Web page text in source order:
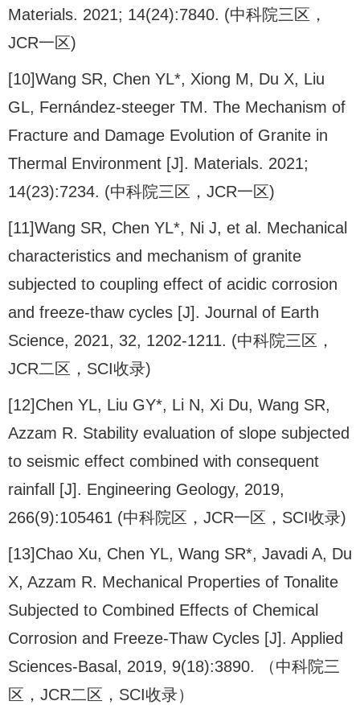
Materials. 2021; 14(24):7840. (中科院三区，
JCR一区)
[10]Wang SR, Chen YL*, Xiong M, Du X, Liu
GL, Fernández-steeger TM. The Mechanism of
Fracture and Damage Evolution of Granite in
Thermal Environment [J]. Materials. 2021;
14(23):7234. (中科院三区，JCR一区)
[11]Wang SR, Chen YL*, Ni J, et al. Mechanical
characteristics and mechanism of granite
subjected to coupling effect of acidic corrosion
and freeze-thaw cycles [J]. Journal of Earth
Science, 2021, 32, 1202-1211. (中科院三区，
JCR二区，SCI收录)
[12]Chen YL, Liu GY*, Li N, Xi Du, Wang SR,
Azzam R. Stability evaluation of slope subjected
to seismic effect combined with consequent
rainfall [J]. Engineering Geology, 2019,
266(9):105461 (中科院区，JCR一区，SCI收录)
[13]Chao Xu, Chen YL, Wang SR*, Javadi A, Du
X, Azzam R. Mechanical Properties of Tonalite
Subjected to Combined Effects of Chemical
Corrosion and Freeze-Thaw Cycles [J]. Applied
Sciences-Basal, 2019, 9(18):3890. （中科院三
区，JCR二区，SCI收录）